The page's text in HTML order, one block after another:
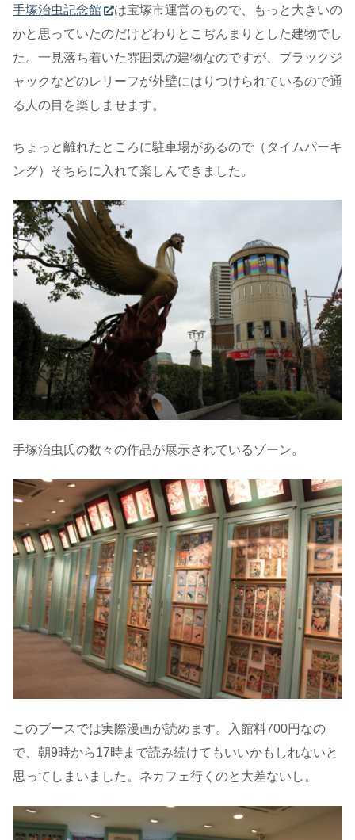
手塚治虫記念館
は宝塚市運営のもので、もっと大きいの
かと思っていたのだけどわりとこぢんまりとした建物でし
た。一見落ち着いた雰囲気の建物なのですが、ブラックジ
ャックなどのレリーフが外壁にはりつけられているので通
る人の目を楽しませます。
ちょっと離れたところに駐車場があるので（タイムパーキ
ング）そちらに入れて楽しんできました。
手塚治虫氏の数々の作品が展示されているゾーン。
このブースでは実際漫画が読めます。入館料700円なの
で、朝9時から17時まで読み続けてもいいかもしれないと
思ってしまいました。ネカフェ行くのと大差ないし。